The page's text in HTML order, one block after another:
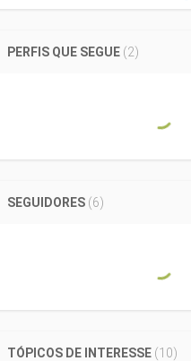
PERFIS QUE SEGUE (2)
SEGUIDORES (6)
TÓPICOS DE INTERESSE (10)